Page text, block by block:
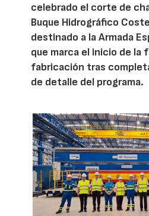
celebrado el corte de
Buque Hidrográfico
destinado a la Armada
que marca el inicio de la
fabricación tras
de detalle del programa.